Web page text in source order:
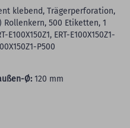
klebend, Trägerperforation,
Rollenkern, 500 Etiketten, 1
ERT-E100X150Z1-
P500
Ø: 120 mm